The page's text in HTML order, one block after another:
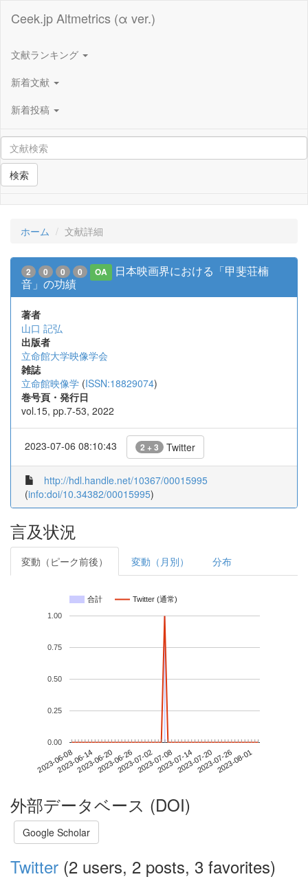
Ceek.jp Altmetrics (α ver.)
文献ランキング
新着文献
新着投稿
検索
ホーム 文献詳細
2 0 0 0 OA
日本映画界における「甲斐荘楠
音」の功績
著者
山口 記弘
出版者
立命館大学映像学会
雑誌
立命館映像学 (ISSN:18829074)
巻号頁・発行日
vol.15, pp.7-53, 2022
2023-07-06 08:10:43 2 + 3 Twitter
http://hdl.handle.net/10367/00015995
(info:doi/10.34382/00015995)
言及状況
変動（ピーク前後） 変動（月別） 分布
合計 Twitter (通常)
2023-06-082023-06-142023-06-202023-06-262023-07-022023-07-082023-07-142023-07-202023-07-262023-08-01
0.00
0.25
0.50
0.75
1.00
外部データベース (DOI)
Google Scholar
Twitter (2 users, 2 posts, 3 favorites)